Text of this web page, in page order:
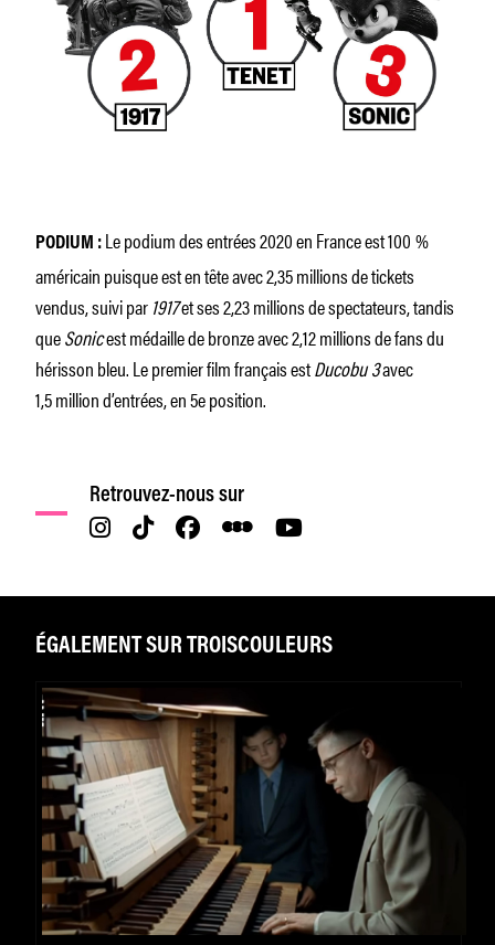
PODIUM : Le podium des entrées 2020 en France est 100 %
américain puisqueest en tête avec 2,35 millions de tickets
vendus, suivi par1917et ses 2,23 millions de spectateurs, tandis
queSonicest médaille de bronze avec 2,12 millions de fans du
hérisson bleu. Le premier film français estDucobu 3avec
1,5 million d’entrées, en 5e position.
Retrouvez-nous sur
ÉGALEMENT SUR TROISCOULEURS